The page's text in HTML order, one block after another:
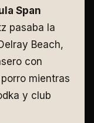
Span
pasaba la
Beach,
con
mientras
y club